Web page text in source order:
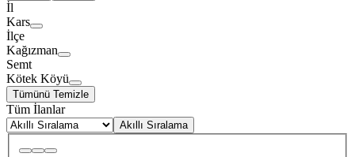
İl
Kars
İlçe
Kağızman
Semt
Kötek Köyü
Tümünü Temizle
Tüm İlanlar
Akıllı Sıralama